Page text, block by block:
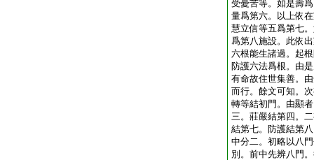
受憂苦等。如是壽
量爲第六。以上依
慧立信等五爲第七
爲第八施設。此依
六根能生諸過。起
防護六法爲根。由
有命故住世集善。
而行。餘文可知。
轉等結初門。由顯
三。莊嚴結第四。
結第七。防護結第
中分二。初略以八
別。前中先辨八門